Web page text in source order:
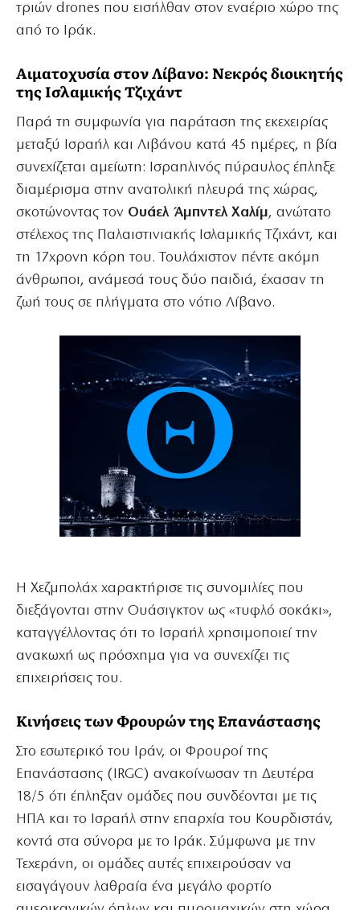
τριών drones που εισήλθαν στον εναέριο χώρο της
από το Ιράκ.
Αιματοχυσία στον Λίβανο: Νεκρός διοικητής
της Ισλαμικής Τζιχάντ
Παρά τη συμφωνία για παράταση της εκεχειρίας
μεταξύ Ισραήλ και Λιβάνου κατά 45 ημέρες, η βία
συνεχίζεται αμείωτη: Ισραηλινός πύραυλος έπληξε
διαμέρισμα στην ανατολική πλευρά της χώρας,
σκοτώνοντας τον Ουάελ Άμπντελ Χαλίμ, ανώτατο
στέλεχος της Παλαιστινιακής Ισλαμικής Τζιχάντ, και
τη 17χρονη κόρη του. Τουλάχιστον πέντε ακόμη
άνθρωποι, ανάμεσά τους δύο παιδιά, έχασαν τη
ζωή τους σε πλήγματα στο νότιο Λίβανο.
Η Χεζμπολάχ χαρακτήρισε τις συνομιλίες που
διεξάγονται στην Ουάσιγκτον ως «τυφλό σοκάκι»,
καταγγέλλοντας ότι το Ισραήλ χρησιμοποιεί την
ανακωχή ως πρόσχημα για να συνεχίζει τις
επιχειρήσεις του.
Κινήσεις των Φρουρών της Επανάστασης
Στο εσωτερικό του Ιράν, οι Φρουροί της
Επανάστασης (IRGC) ανακοίνωσαν τη Δευτέρα
18/5 ότι έπληξαν ομάδες που συνδέονται με τις
ΗΠΑ και το Ισραήλ στην επαρχία του Κουρδιστάν,
κοντά στα σύνορα με το Ιράκ. Σύμφωνα με την
Τεχεράνη, οι ομάδες αυτές επιχειρούσαν να
εισαγάγουν λαθραία ένα μεγάλο φορτίο